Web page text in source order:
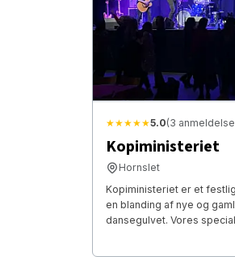
★★★★★5.0(3
Kopiministeriet
Hornslet
Kopiministeriet er et
en blanding af nye og
dansegulvet. Vores